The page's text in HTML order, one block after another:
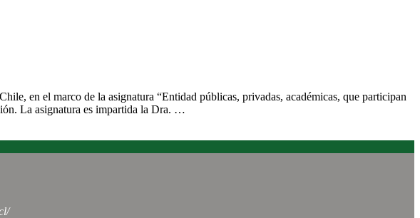
en el marco de la asignatura “Entidad públicas, privadas, académicas, que participan
La asignatura es impartida la Dra. …